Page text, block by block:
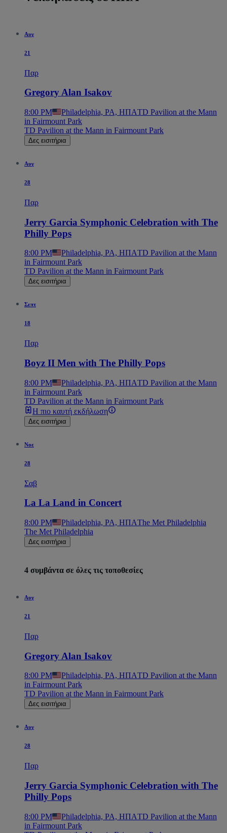
Αυγ
21
Παρ
Gregory Alan Isakov
8:00 PM Philadelphia, PA, ΗΠΑTD Pavilion at the Mann
in Fairmount Park
TD Pavilion at the Mann in Fairmount Park
Δες εισιτήρια
Αυγ
28
Παρ
Jerry Garcia Symphonic Celebration with The
Philly Pops
8:00 PM Philadelphia, PA, ΗΠΑTD Pavilion at the Mann
in Fairmount Park
TD Pavilion at the Mann in Fairmount Park
Δες εισιτήρια
Σεπτ
18
Παρ
Boyz II Men with The Philly Pops
8:00 PM Philadelphia, PA, ΗΠΑTD Pavilion at the Mann
in Fairmount Park
TD Pavilion at the Mann in Fairmount Park
Η πιο καυτή εκδήλωση
Δες εισιτήρια
Νοε
28
Σαβ
La La Land in Concert
8:00 PM Philadelphia, PA, ΗΠΑThe Met Philadelphia
The Met Philadelphia
Δες εισιτήρια
4 συμβάντα σε όλες τις τοποθεσίες
Αυγ
21
Παρ
Gregory Alan Isakov
8:00 PM Philadelphia, PA, ΗΠΑTD Pavilion at the Mann
in Fairmount Park
TD Pavilion at the Mann in Fairmount Park
Δες εισιτήρια
Αυγ
28
Παρ
Jerry Garcia Symphonic Celebration with The
Philly Pops
8:00 PM Philadelphia, PA, ΗΠΑTD Pavilion at the Mann
in Fairmount Park